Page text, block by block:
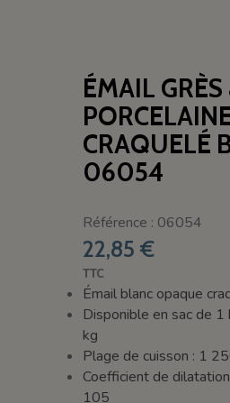
ÉMAIL GRÈS
CRAQUELÉ
06054
Référence : 06054
22,85 €
TTC
Émail blanc opaque
Disponible en sac de
kg
Plage de cuisson : 1
Coefficient de
105